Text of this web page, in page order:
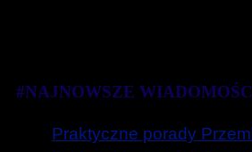
#NAJNOWSZE
Praktyczne porady